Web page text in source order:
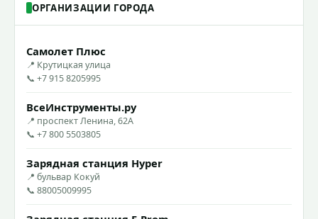
ОРГАНИЗАЦИИ ГОРОДА
Самолет Плюс
📍 Крутицкая улица
📞 +7 915 8205995
ВсеИнструменты.ру
📍 проспект Ленина, 62А
📞 +7 800 5503805
Зарядная станция Hyper
📍 бульвар Кокуй
📞 88005009995